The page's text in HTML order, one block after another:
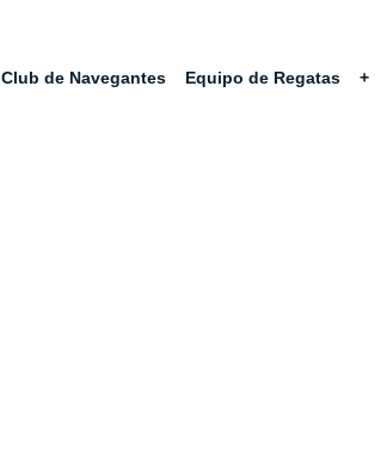
Club de Navegantes Equipo de Regatas +